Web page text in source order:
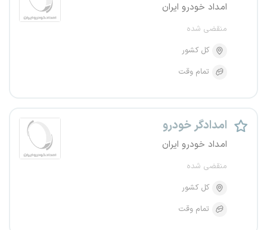
امداد خودرو ایران
منقضی شده
کل کشور
تمام وقت
امدادگر خودرو
امداد خودرو ایران
منقضی شده
کل کشور
تمام وقت